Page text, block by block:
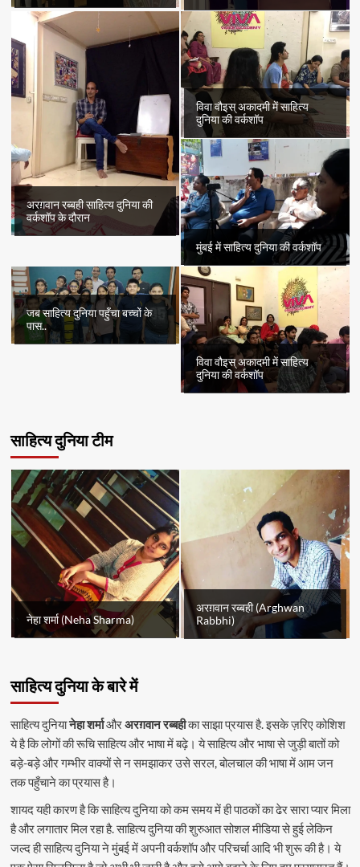
अरग़वान रब्बही साहित्य दुनिया की
वर्कशॉप के दौरान
विवा वौइस् अकादमी में साहित्य
दुनिया की वर्कशॉप
मुंबई में साहित्य दुनिया की वर्कशॉप
जब साहित्य दुनिया पहुँचा बच्चों के
पास..
विवा वौइस् अकादमी में साहित्य
दुनिया की वर्कशॉप
साहित्य दुनिया टीम
नेहा शर्मा (Neha Sharma)
अरग़वान रब्बही (Arghwan
Rabbhi)
साहित्य दुनिया के बारे में
साहित्य दुनियानेहा शर्माऔरअरग़वान रब्बहीका साझा प्रयास है. इसके ज़रिए कोशिश
ये है कि लोगों की रूचि साहित्य और भाषा में बढ़े। ये साहित्य और भाषा से जुड़ी बातों को
बड़े-बड़े और गम्भीर वाक्यों से न समझाकर उसे सरल, बोलचाल की भाषा में आम जन
तक पहुँचाने का प्रयास है।
शायद यही कारण है कि साहित्य दुनिया को कम समय में ही पाठकों का ढेर सारा प्यार मिला
है और लगातार मिल रहा है. साहित्य दुनिया की शुरुआत सोशल मीडिया से हुई लेकिन
जल्द ही साहित्य दुनिया ने मुंबई में अपनी वर्कशॉप और परिचर्चा आदि भी शुरू की है। ये